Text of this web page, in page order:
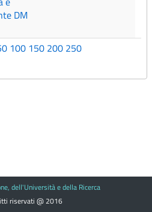
DM
100 150 200 250
dell'Università e della Ricerca
riservati @ 2016